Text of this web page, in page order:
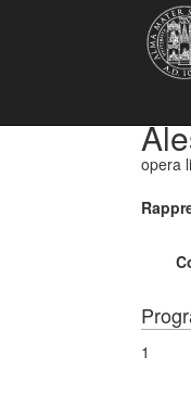
opera
1